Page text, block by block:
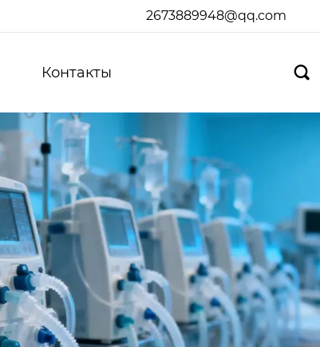
2673889948@qq.com
Контакты 